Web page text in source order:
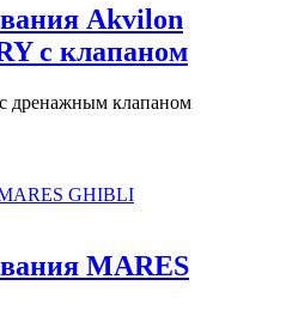
Akvilon
с клапаном
дренажным клапаном
MARES